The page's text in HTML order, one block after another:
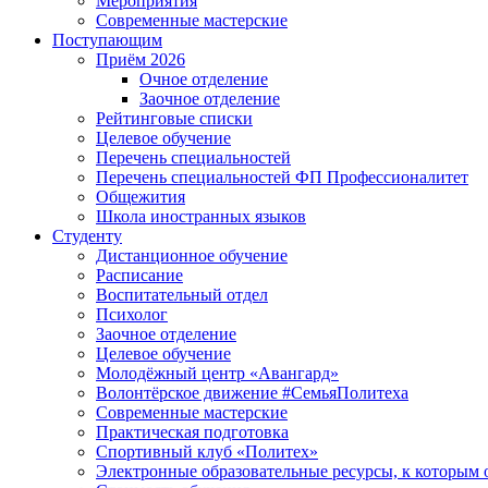
Современные мастерские
Поступающим
Приём 2026
Очное отделение
Заочное отделение
Рейтинговые списки
Целевое обучение
Перечень специальностей
Перечень специальностей ФП Профессионалитет
Общежития
Школа иностранных языков
Студенту
Дистанционное обучение
Расписание
Воспитательный отдел
Психолог
Заочное отделение
Целевое обучение
Молодёжный центр «Авангард»
Волонтёрское движение #СемьяПолитеха
Современные мастерские
Практическая подготовка
Спортивный клуб «Политех»
Электронные образовательные ресурсы, к которым